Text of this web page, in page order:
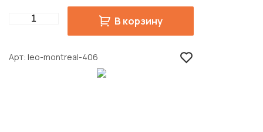
Quantity В корзину
Арт leo-montreal-406